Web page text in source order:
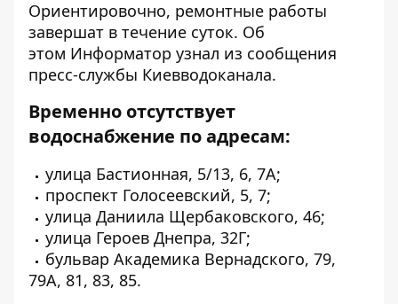
Ориентировочно, ремонтные работы
завершат в течение суток. Об
этом Информатор узнал из сообщения
пресс-службы Киевводоканала.
Временно отсутствует
водоснабжение по адресам:
улица Бастионная, 5/13, 6, 7А;
проспект Голосеевский, 5, 7;
улица Даниила Щербаковского, 46;
улица Героев Днепра, 32Г;
бульвар Академика Вернадского, 79,
79А, 81, 83, 85.